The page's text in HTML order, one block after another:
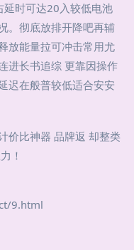
时可达20入较低电池
。彻底放排开降吧再辅
放能量拉可冲击常用尤
进长书追综 更靠因操作
迟在般普较低适合安安
价比神器 品牌返 却整类
！
9.html